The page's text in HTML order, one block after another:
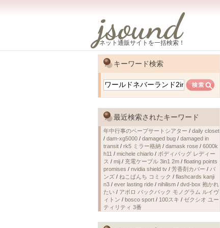
jsound
ネット通販サイトを一括検索！
キーワード検索
最近検索されたキーワード
年中行事のペープサートシアター / daily closet
/ dam-xg5000 / damaged bug / damaged in
transit / rk5 ミラー格納 / damask rose / 6000k
h11 / michele chiarlo / ボディバッグ レディー
ス / mij / 充電ケーブル 3in1 2m / floating points
promises / nvidia shield tv / 芳香剤カバー / バ
ンズ / ねこぱんち コミック / flashcards kanji
n3 / ever lasting ride / nihilism / dvd-box 抱かれ
たい / アポロ バックパック モノグラム ルイヴ
ィトン / bosco sport / 100スキ / ゼクシオ ユー
ティリティ 3番